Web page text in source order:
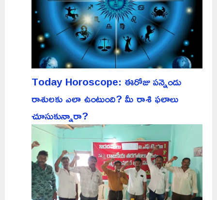
Today Horoscope: ఈరోజు పన్నెండు
రాశులకు ఎలా ఉంటుంది? మీ రాశి ఫలాలు
చూసుకున్నారా?